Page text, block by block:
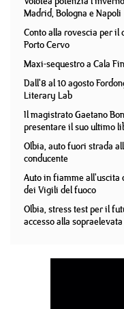
Madrid, Bologna e Napoli
Conto alla rovescia per il
Porto Cervo
Maxi-sequestro a Cala
Dall'8 al 10 agosto
Literary Lab
Il magistrato Gaetano
presentare il suo ultimo
Olbia, auto fuori strada
conducente
Auto in fiamme all'uscita
dei Vigili del fuoco
Olbia, stress test per il
accesso alla